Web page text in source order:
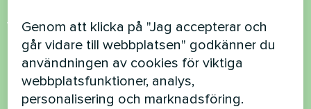
Vill du köpa eller har du
frågor?
Kontakta oss så hjälper vi dig
Genom att klicka på "Jag accepterar och
går vidare till webbplatsen" godkänner du
användningen av cookies för viktiga
webbplatsfunktioner, analys,
personalisering och marknadsföring.